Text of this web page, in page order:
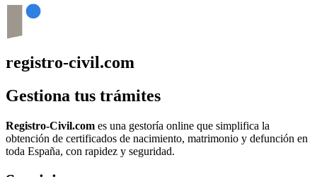
registro-civil.com
Gestiona tus trámites
Registro-Civil.com es una gestoría online que simplifica la
obtención de certificados de nacimiento, matrimonio y defunción en
toda España, con rapidez y seguridad.